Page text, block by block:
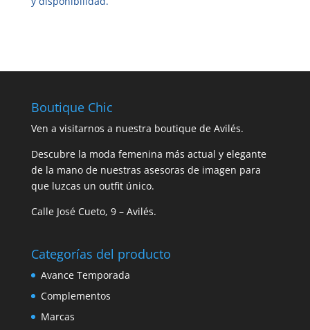
Boutique Chic
Ven a visitarnos a nuestra boutique de Avilés.
Descubre la moda femenina más actual y elegante
de la mano de nuestras asesoras de imagen para
que luzcas un outfit único.
Calle José Cueto, 9 – Avilés.
Categorías del producto
Avance Temporada
Complementos
Marcas